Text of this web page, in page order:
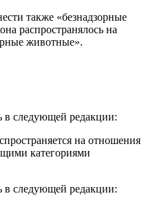
также «безнадзорные
распространялось на
животные».
следующей редакции:
на отношения
категориями
следующей редакции: